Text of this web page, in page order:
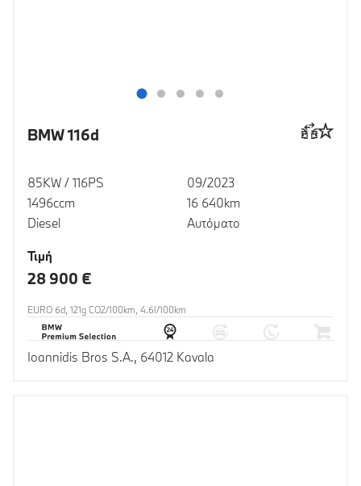
BMW 116d
85KW / 116PS
1496ccm
Diesel
09/2023
16 640km
Αυτόματο
Τιμή
28 900 €
EURO 6d, 121g CO2/100km, 4.6l/100km
Ioannidis Bros S.A., 64012 Kavala